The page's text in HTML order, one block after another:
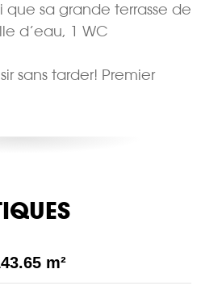
sa grande terrasse de
d’eau, 1 WC
sans tarder! Premier
m²